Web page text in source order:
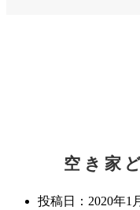
Youtube
イベント情報
空き家
投稿日： 2020年1